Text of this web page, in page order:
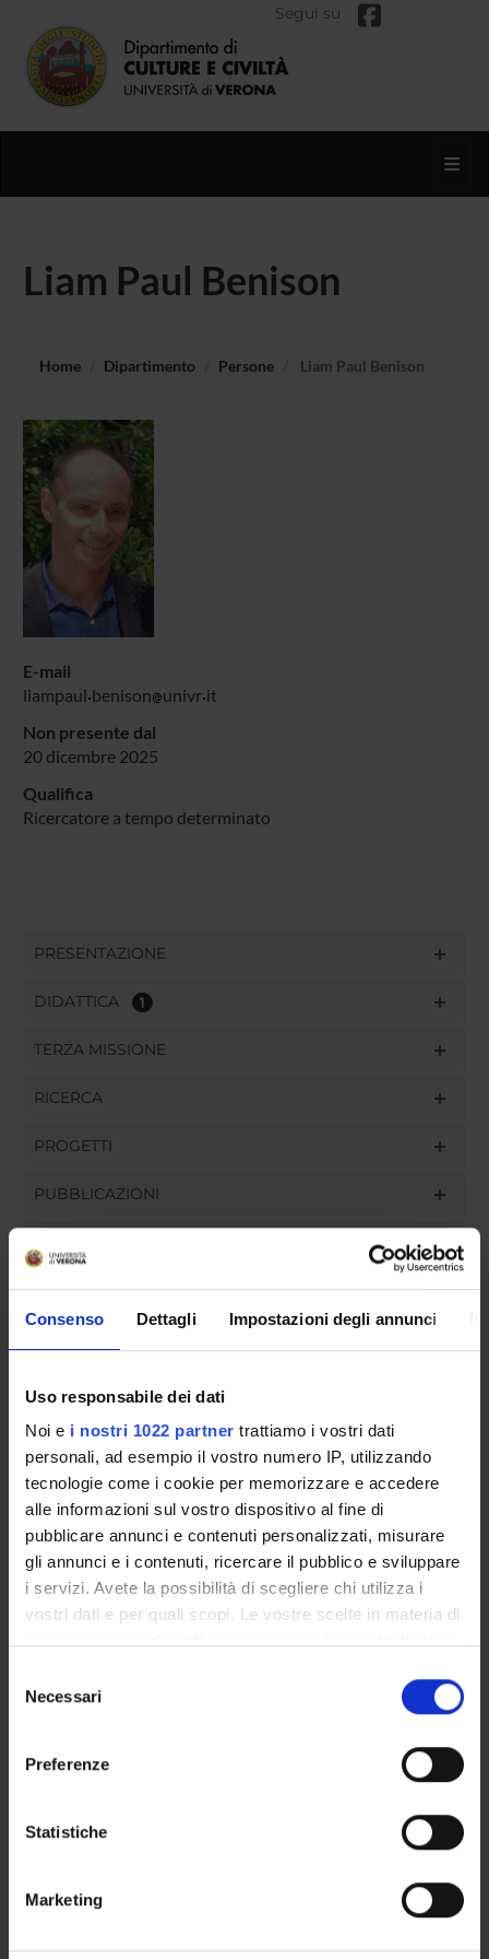
Consenso Dettagli Impostazioni degli annunci
Uso responsabile dei dati
Noi e i nostri 1022 partner trattiamo i vostri dati
personali, ad esempio il vostro numero IP, utilizzando
tecnologie come i cookie per memorizzare e accedere
alle informazioni sul vostro dispositivo al fine di
pubblicare annunci e contenuti personalizzati, misurare
gli annunci e i contenuti, ricercare il pubblico e sviluppare
i servizi. Avete la possibilità di scegliere chi utilizza i
vostri dati e per quali scopi. Le vostre scelte in materia di
modificare o revocare il proprio consenso in qualsiasi
momento dalla Dichiarazione sui cookie o facendo clic
raccogliere informazioni sulla tua posizione
geografica, con un'approssimazione di qualche
Identificare il tuo dispositivo, scansionandolo
delNecessari
Preferenze
Statistiche
Marketing
Segui su
Liam Paul Benison
Home Dipartimento Persone Liam Paul Benison
E-mail
liampaul benison univr it
Non presente dal
20 dicembre 2025
Qualifica
Ricercatore a tempo determinato
PRESENTAZIONE
DIDATTICA 1
TERZA MISSIONE
RICERCA
PROGETTI
PUBBLICAZIONI
GOVERNANCE
COMMISSIONI
UFFICI E STRUTTURE DI SERVIZIO
SERVIZI DI SEGRETERIA STUDENTI
STRUTTURE DEL DIPARTIMENTO
CENTRI
Persone
Calendario